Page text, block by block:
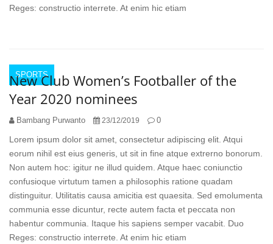
Reges: constructio interrete. At enim hic etiam
SPORTS
New Club Women’s Footballer of the
Year 2020 nominees
Bambang Purwanto 23/12/2019 0
Lorem ipsum dolor sit amet, consectetur adipiscing elit. Atqui
eorum nihil est eius generis, ut sit in fine atque extrerno bonorum.
Non autem hoc: igitur ne illud quidem. Atque haec coniunctio
confusioque virtutum tamen a philosophis ratione quadam
distinguitur. Utilitatis causa amicitia est quaesita. Sed emolumenta
communia esse dicuntur, recte autem facta et peccata non
habentur communia. Itaque his sapiens semper vacabit. Duo
Reges: constructio interrete. At enim hic etiam